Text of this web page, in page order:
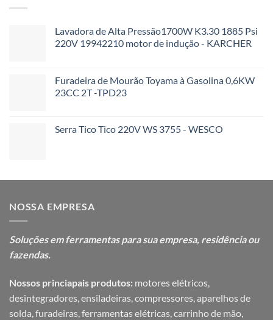
Lavadora de Alta Pressão1700W K3.30 1885 Psi
220V 19942210 motor de indução - KARCHER
Furadeira de Mourão Toyama à Gasolina 0,6KW
23CC 2T -TPD23
Serra Tico Tico 220V WS 3755 - WESCO
NOSSA EMPRESA
Soluções em ferramentas para suaempresa, residência ou
fazendas.
Nossos princiapais produtos: motores elétricos,
desintegradores, ensiladeiras, compressores, aparelhos de
solda, furadeiras, ferramentas elétricas, carrinho de mão,